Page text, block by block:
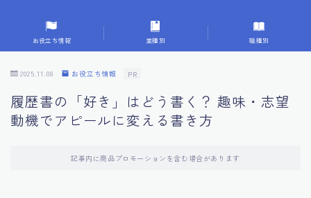
9.転職成功者の事例分析とアドバイス
10.面接官に好印象を与える方法
11.キャリアアップを目指す人の応募書類
お役立ち情報 業種別 職種別
2025.11.08 お役立ち情報 PR
履歴書の「好き」はどう書く？ 趣味・志望
動機でアピールに変える書き方
記事内に商品プロモーションを含む場合があります